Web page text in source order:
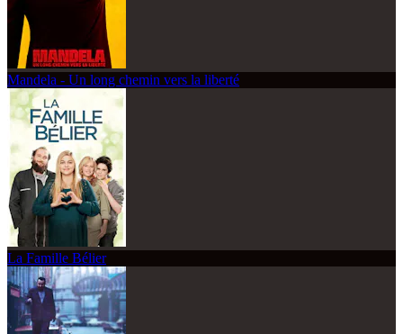
Mandela - Un long chemin vers la liberté
La Famille Bélier